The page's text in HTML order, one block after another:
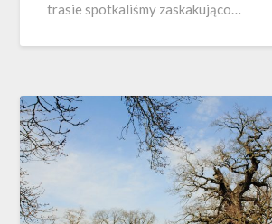
trasie spotkaliśmy zaskakująco…